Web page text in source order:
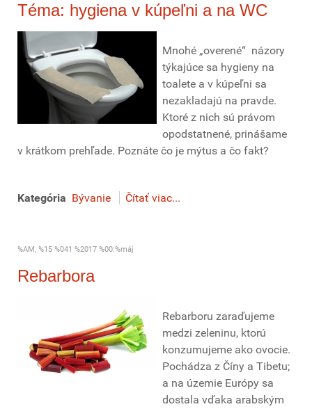
Téma: hygiena v kúpeľni a na WC
Mnohé „overené“ názory
týkajúce sa hygieny na
toalete a v kúpeľni sa
nezakladajú na pravde.
Ktoré z nich sú právom
opodstatnené, prinášame
v krátkom prehľade. Poznáte čo je mýtus a čo fakt?
Kategória Bývanie Čítať viac...
%AM, %15 %041 %2017 %00:%máj
Rebarbora
Rebarboru zaraďujeme
medzi zeleninu, ktorú
konzumujeme ako ovocie.
Pochádza z Číny a Tibetu;
a na územie Európy sa
dostala vďaka arabským